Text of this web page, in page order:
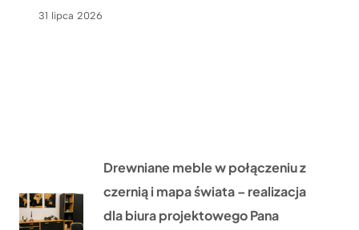
31 lipca 2026
Drewniane meble w połączeniu z
czernią i mapa świata – realizacja
dla biura projektowego Pana